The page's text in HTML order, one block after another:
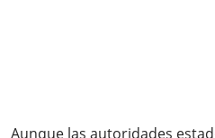
Aunque las autoridades